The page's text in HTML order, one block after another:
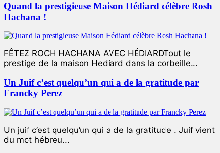
Quand la prestigieuse Maison Hédiard célèbre Rosh
Hachana !
FÊTEZ ROCH HACHANA AVEC HÉDIARDTout le
prestige de la maison Hediard dans la corbeille...
Un Juif c’est quelqu’un qui a de la gratitude par
Francky Perez
Un juif c’est quelqu’un qui a de la gratitude . Juif vient
du mot hébreu...